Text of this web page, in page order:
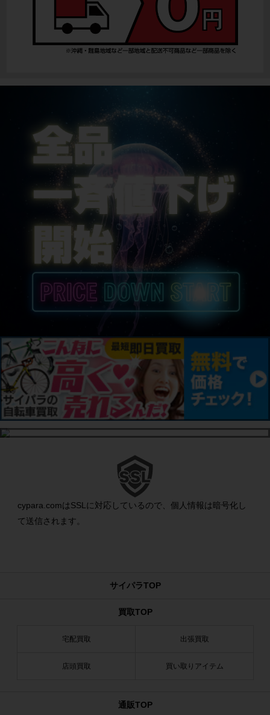
cypara.comはSSLに対応しているので、個人情報は暗号化し
て送信されます。
サイパラTOP
買取TOP
宅配買取 出張買取
店頭買取 買い取りアイテム
通販TOP